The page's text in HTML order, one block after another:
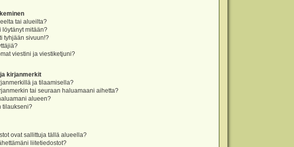
tai alueilta?
löytänyt mitään?
tyhjään sivuun!?
viestini ja viestiketjuni?
kirjanmerkit
ja tilaamisella?
tai seuraan haluamaani aihetta?
alueen?
tilaukseni?
ovat sallittuja tällä alueella?
liitetiedostot?